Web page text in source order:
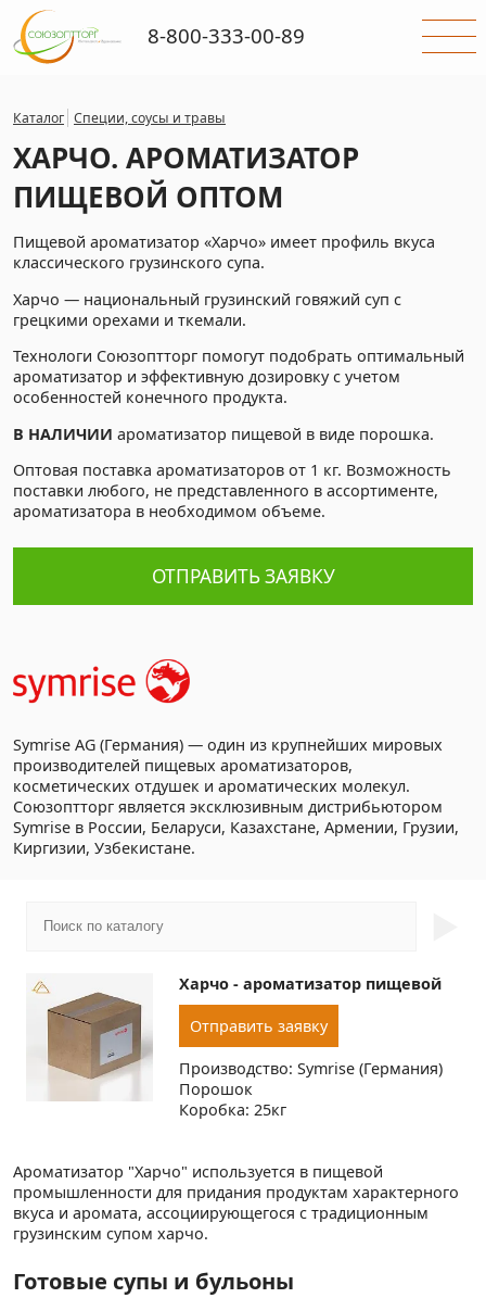
Каталог Специи, соусы и травы
ХАРЧО. АРОМАТИЗАТОР
ПИЩЕВОЙ ОПТОМ
Пищевой ароматизатор «Харчо» имеет профиль вкуса
классического грузинского супа.
Харчо — национальный грузинский говяжий суп с
грецкими орехами и ткемали.
Технологи Союзоптторг помогут подобрать оптимальный
ароматизатор и эффективную дозировку с учетом
особенностей конечного продукта.
В НАЛИЧИИ ароматизатор пищевой в виде порошка.
Оптовая поставка ароматизаторов от 1 кг. Возможность
поставки любого, не представленного в ассортименте,
ароматизатора в необходимом объеме.
ОТПРАВИТЬ ЗАЯВКУ
Symrise AG (Германия) — один из крупнейших мировых
производителей пищевых ароматизаторов,
косметических отдушек и ароматических молекул.
Союзоптторг является эксклюзивным дистрибьютором
Symrise в России, Беларуси, Казахстане, Армении, Грузии,
Киргизии, Узбекистане.
Харчо - ароматизатор пищевой
Отправить заявку
Производство: Symrise (Германия)
Порошок
Коробка: 25кг
Ароматизатор "Харчо" используется в пищевой
промышленности для придания продуктам характерного
вкуса и аромата, ассоциирующегося с традиционным
грузинским супом харчо.
Готовые супы и бульоны
8-800-333-00-89